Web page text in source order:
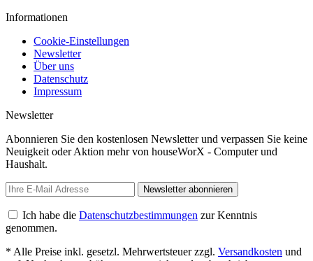
Informationen
Cookie-Einstellungen
Newsletter
Über uns
Datenschutz
Impressum
Newsletter
Abonnieren Sie den kostenlosen Newsletter und verpassen Sie keine
Neuigkeit oder Aktion mehr von houseWorX - Computer und
Haushalt.
Newsletter abonnieren
Ich habe die Datenschutzbestimmungen zur Kenntnis
genommen.
* Alle Preise inkl. gesetzl. Mehrwertsteuer zzgl. Versandkosten und